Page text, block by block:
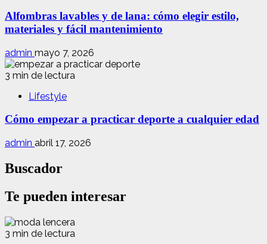
Alfombras lavables y de lana: cómo elegir estilo,
materiales y fácil mantenimiento
admin mayo 7, 2026
3 min de lectura
Lifestyle
Cómo empezar a practicar deporte a cualquier edad
admin abril 17, 2026
Buscador
Te pueden interesar
3 min de lectura